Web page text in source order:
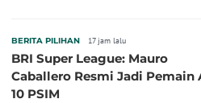
BERITA PILIHAN 17 jam lalu
BRI Super League: Mauro
Caballero Resmi Jadi Pemain
10 PSIM